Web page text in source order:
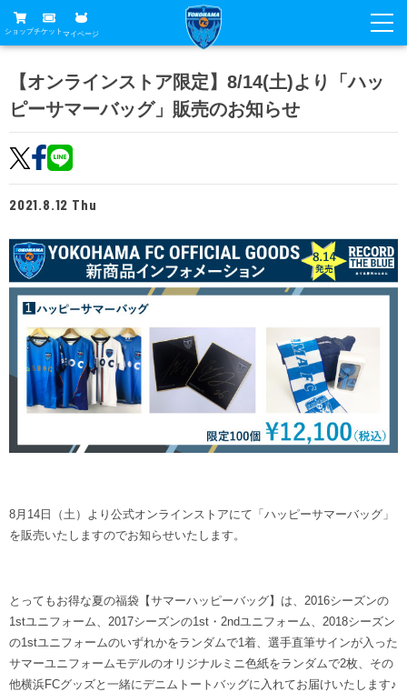
ショップチケット マイページ
グッズ
ホームタウン
トップチーム
メディア
試合
アカデミー
試合
試合日程
チケット
チケットガイド
席種・価格表
チケット購入方法
販売スケジュール
ニッパツシート
Buy Ticket Here
チーム
選手・スタッフ
スケジュール
観戦ガイド
横浜FC観戦ガイド
試合会場アクセス
観戦ルール・マナー
クラブ
クラブ概要
フリ丸のページ
ヒストリー
サステナビリティ
横浜FCスポーツクラブ
ゲームスチュワード
ファン
横浜FC公式オンラインショップ
オリジナルビール
アカデミー
アカデミー選手
アカデミースタッフ
サッカースクール
チアスクール
あしながドリーム基金
【オンラインストア限定】8/14(土)より「ハッ
ピーサマーバッグ」販売のお知らせ
2021.8.12 Thu
8月14日（土）より公式オンラインストアにて「ハッピーサマーバッグ」
を販売いたしますのでお知らせいたします。
とってもお得な夏の福袋【サマーハッピーバッグ】は、2016シーズンの
1stユニフォーム、2017シーズンの1st・2ndユニフォーム、2018シーズン
の1stユニフォームのいずれかをランダムで1着、選手直筆サインが入った
サマーユニフォームモデルのオリジナルミニ色紙をランダムで2枚、その
他横浜FCグッズと一緒にデニムトートバッグに入れてお届けいたします♪